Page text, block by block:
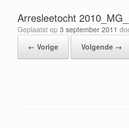
Arresleetocht
Geplaatst op 3 september 2011
← Vorige
Volgende →